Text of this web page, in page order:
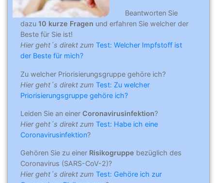
Beantworten Sie
dazu 10 kurze Fragen und erfahren Sie welcher der
Beste für Sie ist!
Hier geht´s direkt zum Test: Welcher Impfstoff ist
der Beste für mich?
Zu welcher Priorisierungsgruppe gehöre ich?
Hier geht´s direkt zum Test: Zu welcher
Priorisierungsgruppe gehöre ich?
Leiden Sie an einer Coronavirusinfektion?
Hier geht´s direkt zum Test: Habe ich eine
Coronavirusinfektion?
Gehören Sie zu einer Risikogruppe bezüglich des
Coronavirus (SARS-CoV-2)?
Hier geht´s direkt zum Test: Gehöre ich zur